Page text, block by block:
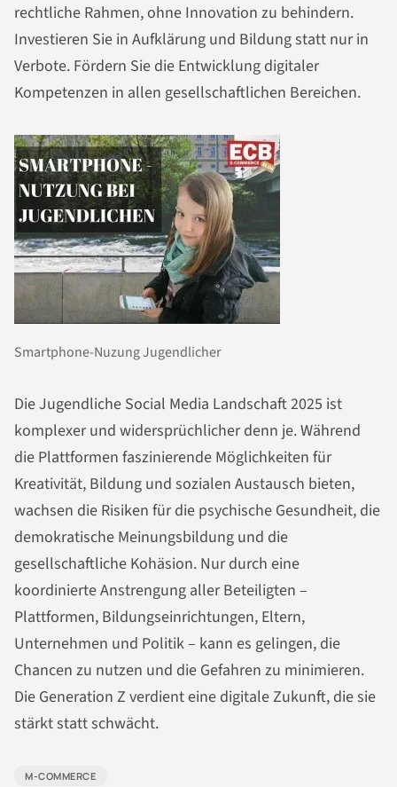
rechtliche Rahmen, ohne Innovation zu behindern.
Investieren Sie in Aufklärung und Bildung statt nur in
Verbote. Fördern Sie die Entwicklung digitaler
Kompetenzen in allen gesellschaftlichen Bereichen.
Smartphone-Nuzung Jugendlicher
Die Jugendliche Social Media Landschaft 2025 ist
komplexer und widersprüchlicher denn je. Während
die Plattformen faszinierende Möglichkeiten für
Kreativität, Bildung und sozialen Austausch bieten,
wachsen die Risiken für die psychische Gesundheit, die
demokratische Meinungsbildung und die
gesellschaftliche Kohäsion. Nur durch eine
koordinierte Anstrengung aller Beteiligten –
Plattformen, Bildungseinrichtungen, Eltern,
Unternehmen und Politik – kann es gelingen, die
Chancen zu nutzen und die Gefahren zu minimieren.
Die Generation Z verdient eine digitale Zukunft, die sie
stärkt statt schwächt.
M-COMMERCE